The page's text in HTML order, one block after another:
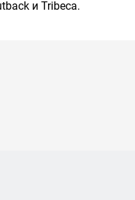
и Tribeca.